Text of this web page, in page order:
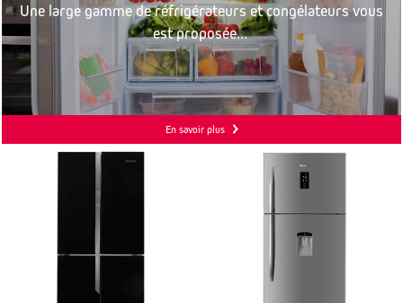
Une large gamme de réfrigérateurs et congélateurs vous
est proposée...
En savoir plus